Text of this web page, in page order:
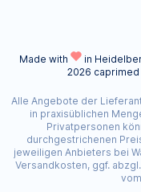
Made with in
2026 caprimed
Alle Angebote der
in praxisüblichen
Privatpersonen
durchgestrichenen
jeweiligen Anbieters bei
Versandkosten, ggf.